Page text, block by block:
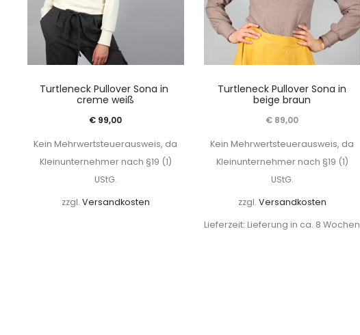
Turtleneck Pullover Sona in
creme weiß
€ 99,00
Kein Mehrwertsteuerausweis, da
Kleinunternehmer nach §19 (1)
UStG.
zzgl. Versandkosten
Turtleneck Pullover Sona in
beige braun
€ 89,00
Kein Mehrwertsteuerausweis, da
Kleinunternehmer nach §19 (1)
UStG.
zzgl. Versandkosten
Lieferzeit: Lieferung in ca. 8 Wochen